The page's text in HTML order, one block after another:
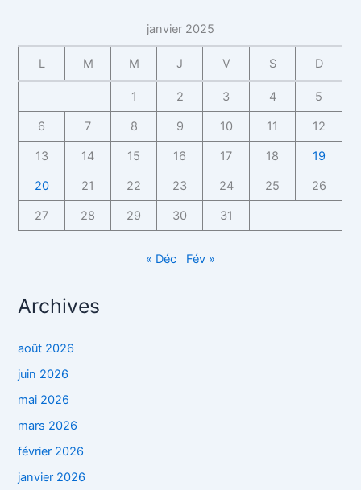
janvier 2025
L M M J V S D
1 2 3 4 5
6 7 8 9 10 11 12
13 14 15 16 17 18 19
20 21 22 23 24 25 26
27 28 29 30 31
« Déc Fév »
Archives
août 2026
juin 2026
mai 2026
mars 2026
février 2026
janvier 2026